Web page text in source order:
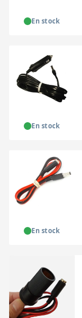
En stock
En stock
En stock